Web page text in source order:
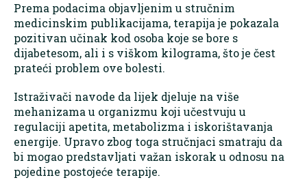
Prema podacima objavljenim u stručnim
medicinskim publikacijama, terapija je pokazala
pozitivan učinak kod osoba koje se bore s
dijabetesom, ali i s viškom kilograma, što je čest
prateći problem ove bolesti.
Istraživači navode da lijek djeluje na više
mehanizama u organizmu koji učestvuju u
regulaciji apetita, metabolizma i iskorištavanja
energije. Upravo zbog toga stručnjaci smatraju da
bi mogao predstavljati važan iskorak u odnosu na
pojedine postojeće terapije.